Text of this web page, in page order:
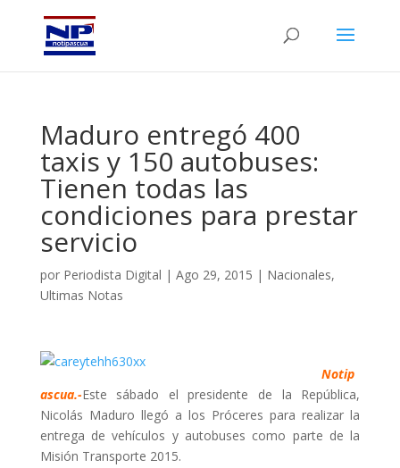
Maduro entregó 400
taxis y 150 autobuses:
Tienen todas las
condiciones para prestar
servicio
por Periodista Digital | Ago 29, 2015 | Nacionales,
Ultimas Notas
Notip
ascua.-Este sábado el presidente de la República,
Nicolás Maduro llegó a los Próceres para realizar la
entrega de vehículos y autobuses como parte de la
Misión Transporte 2015.